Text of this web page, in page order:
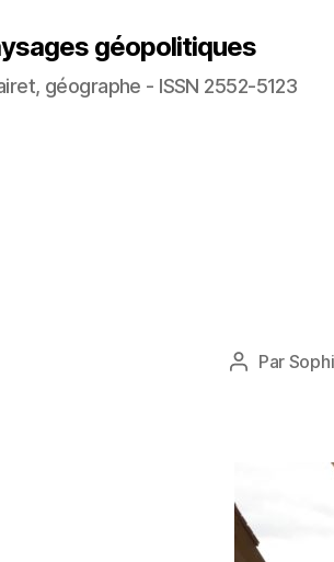
géopolitiques
géographe - ISSN 2552-5123
Auteur
Par